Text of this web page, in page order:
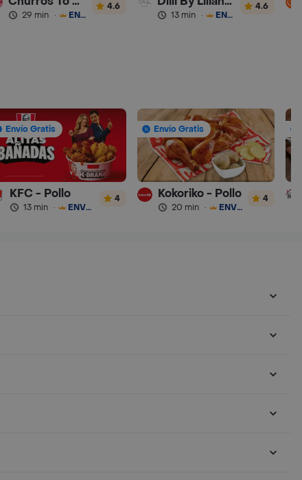
29 min · ENVÍO GRATIS
4.6
13 min · ENVÍO GRATIS
4.6
Envío Gratis
KFC - Pollo
13 min · ENVÍO GRATIS
4
Envío Gratis
Kokoriko - Pollo
20 min · ENVÍO GRATIS
4